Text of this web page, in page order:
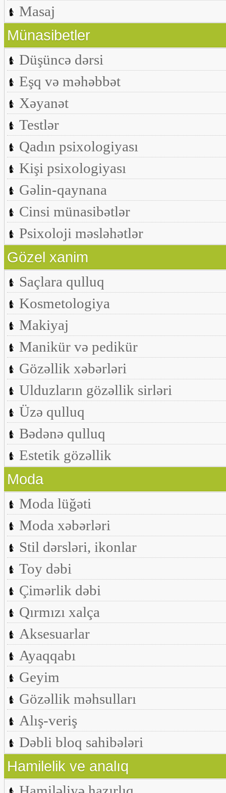
Masaj
Münasibetler
Düşüncə dərsi
Eşq və məhəbbət
Xəyanət
Testlər
Qadın psixologiyası
Kişi psixologiyası
Gəlin-qaynana
Cinsi münasibətlər
Psixoloji məsləhətlər
Gözel xanim
Saçlara qulluq
Kosmetologiya
Makiyaj
Manikür və pedikür
Gözəllik xəbərləri
Ulduzların gözəllik sirləri
Üzə qulluq
Bədənə qulluq
Estetik gözəllik
Moda
Moda lüğəti
Moda xəbərləri
Stil dərsləri, ikonlar
Toy dəbi
Çimərlik dəbi
Qırmızı xalça
Aksesuarlar
Ayaqqabı
Geyim
Gözəllik məhsulları
Alış-veriş
Dəbli bloq sahibələri
Hamilelik ve analıq